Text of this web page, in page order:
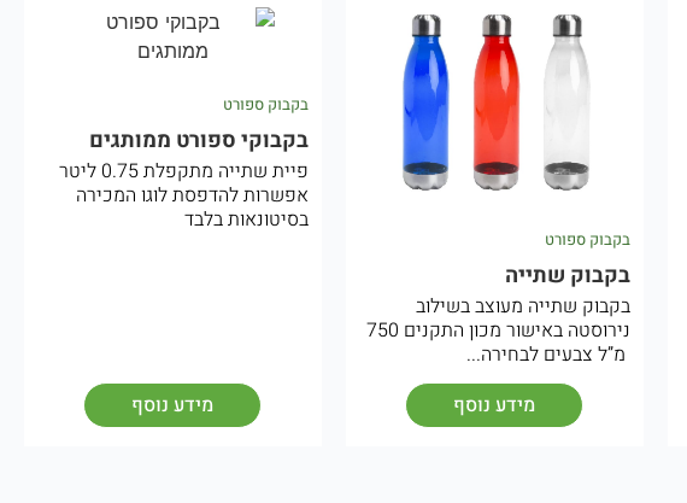
בקבוק ספורט
בקבוק שתייה
בקבוק שתייה מעוצב בשילוב
נירוסטה באישור מכון התקנים 750
מ”ל צבעים לבחירה...
מידע נוסף
בקבוק ספורט
בקבוקי ספורט ממותגים
פיית שתייה מתקפלת 0.75 ליטר
אפשרות להדפסת לוגו המכירה
בסיטונאות בלבד
מידע נוסף